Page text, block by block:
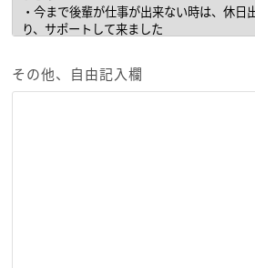
その他、自由記入欄